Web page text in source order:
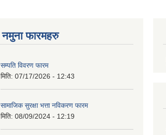
नमुना फारमहरु
सम्पति विवरण फारम
मिति: 07/17/2026 - 12:43
सामाजिक सुरक्षा भत्ता नविकरण फारम
मिति: 08/09/2024 - 12:19